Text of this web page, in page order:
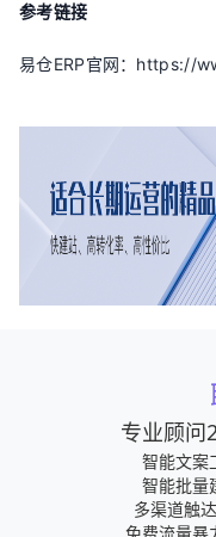
参考链接
易仓ERP官网：https://
专业顾问
智能文案
智能批量
多渠道触